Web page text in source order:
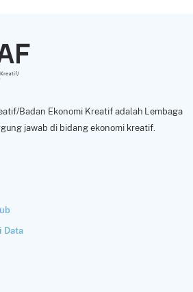
Badan Ekonomi Kreatif adalah Lembaga
jawab di bidang ekonomi kreatif.
Data